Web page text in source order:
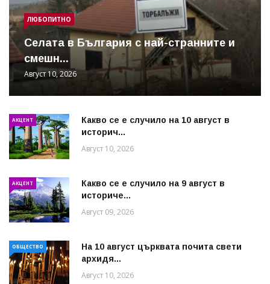
ЛЮБОПИТНО
Cелата в България с най-странните и
смешн...
Август 10, 2026
АКЦЕНТ
Какво се е случило на 10 август в
историч...
Август 10, 2026
АКЦЕНТ
Какво се е случило на 9 август в
историче...
Август 09, 2026
ОБЩЕСТВО
На 10 август църквата почита свети
архидя...
Август 10, 2026